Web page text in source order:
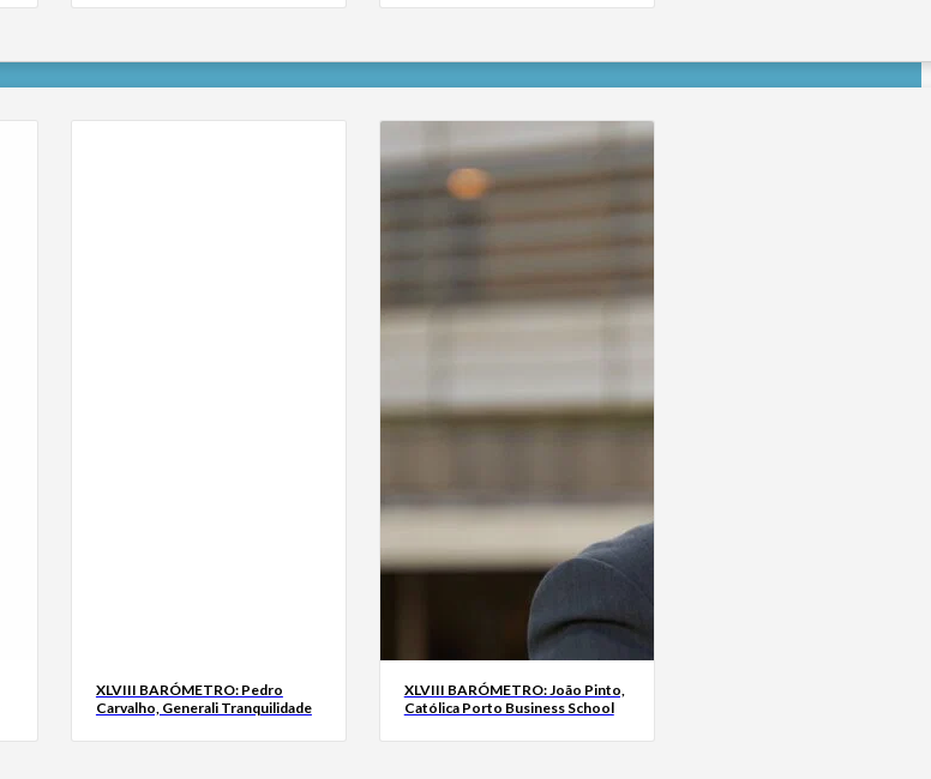
XLVIII BARÓMETRO: Pedro
Carvalho, Generali Tranquilidade
XLVIII BARÓMETRO: João Pinto,
Católica Porto Business School